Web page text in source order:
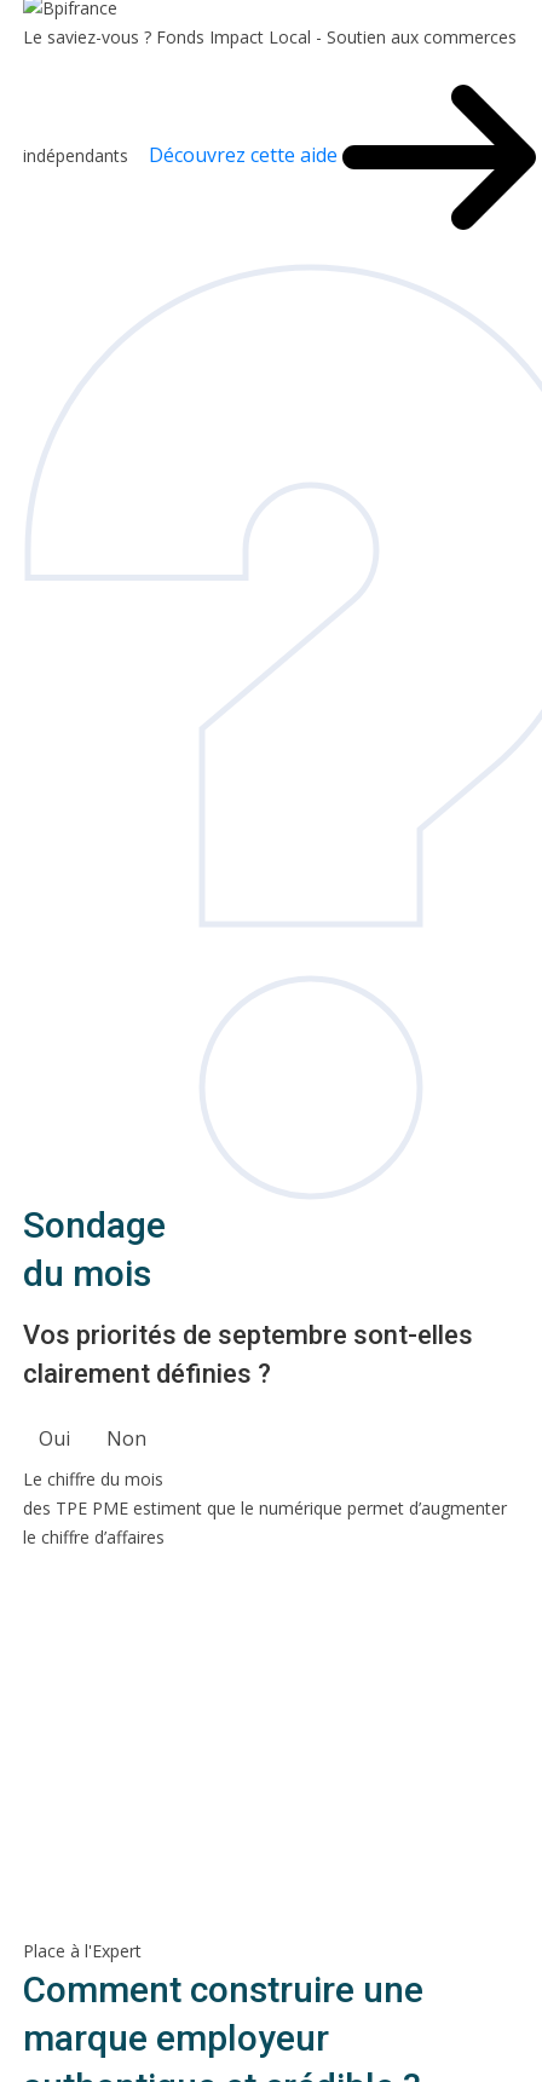
Le saviez-vous ? Fonds Impact Local - Soutien aux commerces
indépendants Découvrez cette aide
Sondage
du mois
Vos priorités de septembre sont-elles
clairement définies ?
Oui Non
Le chiffre du mois
des TPE PME estiment que le numérique permet d’augmenter
le chiffre d’affaires
Place à l'Expert
Comment construire une
marque employeur